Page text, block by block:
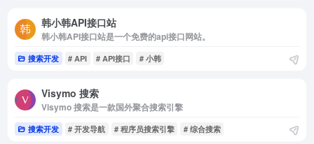
韩小韩API接口站
韩小韩API接口站是一个免费的api接口网站。
搜索开发 # API # API接口 # 小韩
Visymo 搜索
Visymo 搜索是一款国外聚合搜索引擎
搜索开发 # 开发导航 # 程序员搜索引擎 # 综合搜索